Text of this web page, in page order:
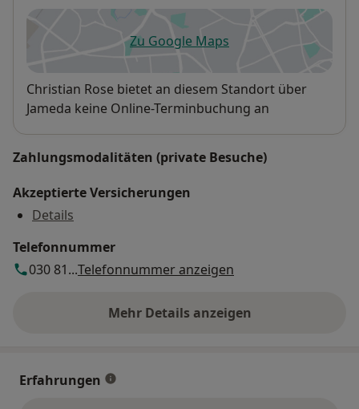
Zu Google Mapsöffnet in einer neuen
Verfügbarkeit
Christian Rose bietet an diesem Standort über
Jameda keine Online-Terminbuchung an
Zahlungsmodalitäten (private Besuche)
Akzeptierte Versicherungen
Details
Telefonnummer
030 81...Telefonnummer anzeigen
Mehr Details anzeigen
über die Adresse
Erfahrungen